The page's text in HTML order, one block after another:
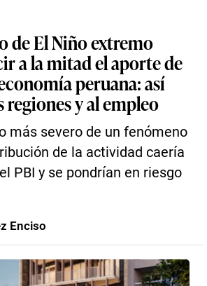
de El Niño extremo
a la mitad el aporte de
peruana: así
regiones y al empleo
más severo de un fenómeno
de la actividad caería
PBI y se pondrían en riesgo
Enciso